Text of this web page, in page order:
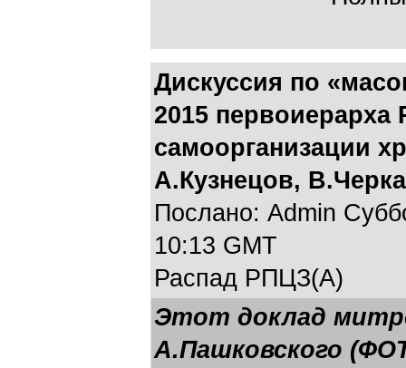
Дискуссия по
2015
самоорганизации
А.Кузнецов,
Послано: Admin
10:13 GMT
Распад РПЦЗ(А)
Этот доклад
А.Пашковского